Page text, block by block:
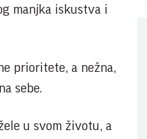
manjka iskustva i
prioritete, a nežna,
sebe.
u svom životu, a